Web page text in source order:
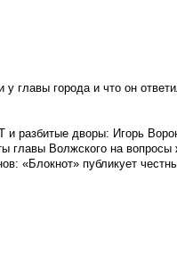
у главы города и что он
разбитые дворы: Игорь
главы Волжского на вопросы
«Блокнот» публикует